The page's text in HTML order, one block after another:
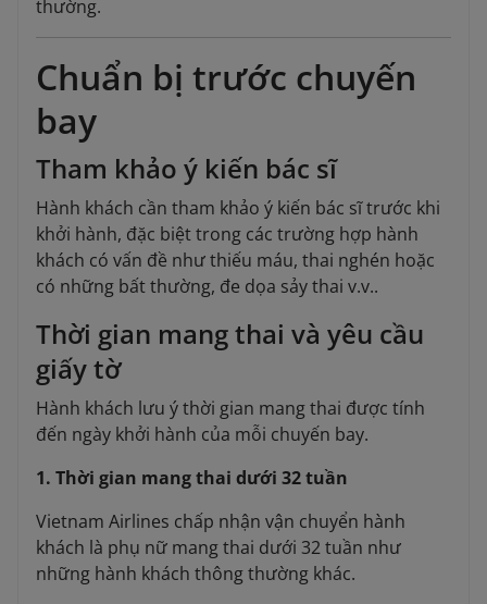
thường.
Chuẩn bị trước chuyến
bay
Tham khảo ý kiến bác sĩ
Hành khách cần tham khảo ý kiến bác sĩ trước khi
khởi hành, đặc biệt trong các trường hợp hành
khách có vấn đề như thiếu máu, thai nghén hoặc
có những bất thường, đe dọa sảy thai v.v..
Thời gian mang thai và yêu cầu
giấy tờ
Hành khách lưu ý thời gian mang thai được tính
đến ngày khởi hành của mỗi chuyến bay.
1. Thời gian mang thai dưới 32 tuần
Vietnam Airlines chấp nhận vận chuyển hành
khách là phụ nữ mang thai dưới 32 tuần như
những hành khách thông thường khác.